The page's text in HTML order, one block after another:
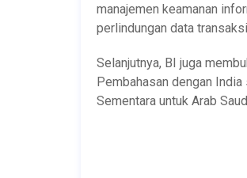
manajemen keamanan
perlindungan data
Selanjutnya, BI juga
Pembahasan dengan
Sementara untuk Arab